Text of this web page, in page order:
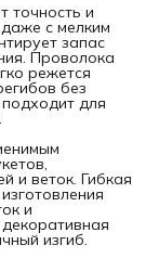
точность и
с мелким
запас
Проволока
режется
без
для
и веток. Гибкая
и
изгиб.